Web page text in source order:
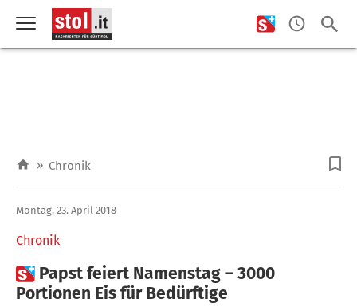
» Chronik
Chronik
Montag, 23. April 2018
 Papst feiert Namenstag – 3000
Portionen Eis für Bedürftige